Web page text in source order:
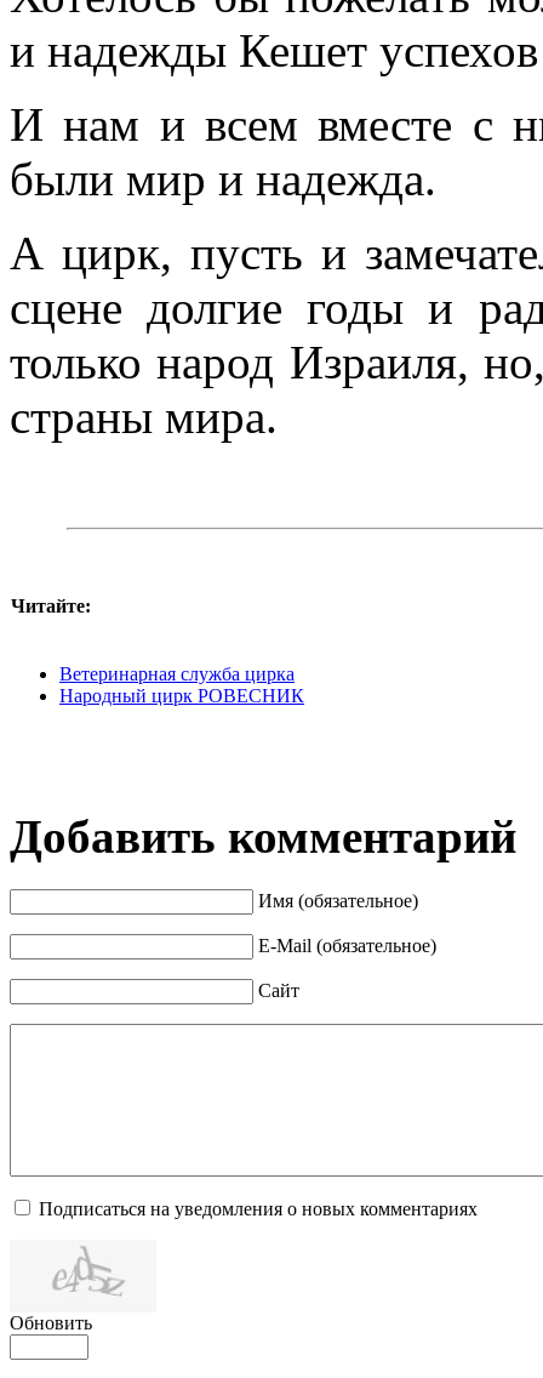
и надежды Кешет успехов
И нам и всем вместе с
были мир и надежда.
А цирк, пусть и
сцене долгие годы и
только народ Израиля,
страны мира.
Читайте:
Ветеринарная служба цирка
Народный цирк РОВЕСНИК
Добавить комментарий
Имя (обязательное)
E-Mail (обязательное)
Сайт
Подписаться на уведомления о новых комментариях
Обновить